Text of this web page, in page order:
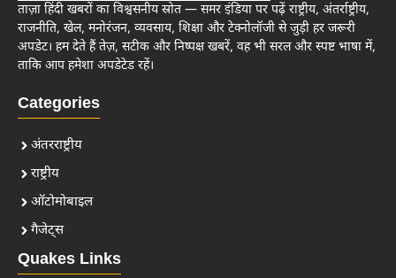
ताज़ा हिंदी खबरों का विश्वसनीय स्रोत — समर इंडिया पर पढ़ें राष्ट्रीय, अंतर्राष्ट्रीय,
राजनीति, खेल, मनोरंजन, व्यवसाय, शिक्षा और टेक्नोलॉजी से जुड़ी हर जरूरी
अपडेट। हम देते हैं तेज़, सटीक और निष्पक्ष खबरें, वह भी सरल और स्पष्ट भाषा में,
ताकि आप हमेशा अपडेटेड रहें।
Categories
अंतरराष्ट्रीय
राष्ट्रीय
ऑटोमोबाइल
गैजेट्स
Quakes Links